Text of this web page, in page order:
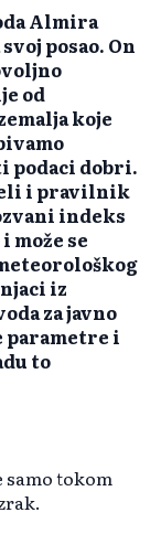
Almira
posao. On
od
koje
podaci dobri.
i pravilnik
indeks
može se
iz
za javno
parametre i
to
samo tokom